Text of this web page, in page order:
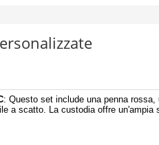
: Questo set include una penna
a scatto. La custodia offre un'ampia